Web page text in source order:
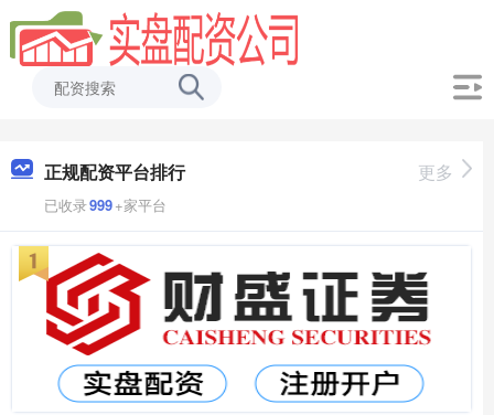
正规配资平台排行
已收录999+家平台
更多